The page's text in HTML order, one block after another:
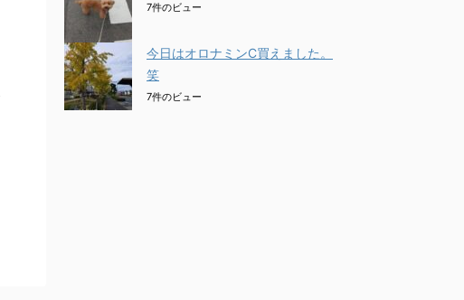
7件のビュー
今日はオロナミンC買えました。
笑
7件のビュー